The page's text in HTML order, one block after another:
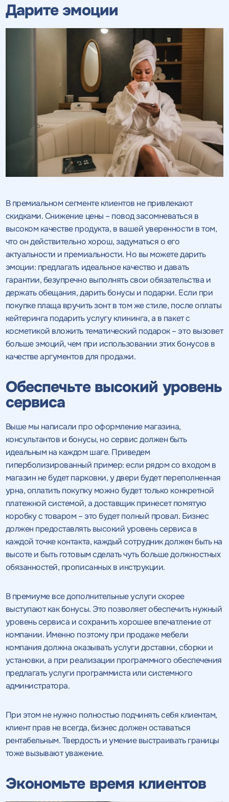
Дарите эмоции
В премиальном сегменте клиентов не привлекают
скидками. Снижение цены – повод засомневаться в
высоком качестве продукта, в вашей уверенности в том,
что он действительно хорош, задуматься о его
актуальности и премиальности. Но вы можете дарить
эмоции: предлагать идеальное качество и давать
гарантии, безупречно выполнять свои обязательства и
держать обещания, дарить бонусы и подарки. Если при
покупке плаща вручить зонт в том же стиле, после оплаты
кейтеринга подарить услугу клининга, а в пакет с
косметикой вложить тематический подарок – это вызовет
больше эмоций, чем при использовании этих бонусов в
качестве аргументов для продажи.
Обеспечьте высокий уровень
сервиса
Выше мы написали про оформление магазина,
консультантов и бонусы, но сервис должен быть
идеальным на каждом шаге. Приведем
гиперболизированный пример: если рядом со входом в
магазин не будет парковки, у двери будет переполненная
урна, оплатить покупку можно будет только конкретной
платежной системой, а доставщик принесет помятую
коробку с товаром – это будет полный провал. Бизнес
должен предоставлять высокий уровень сервиса в
каждой точке контакта, каждый сотрудник должен быть на
высоте и быть готовым сделать чуть больше должностных
обязанностей, прописанных в инструкции.
В премиуме все дополнительные услуги скорее
выступают как бонусы. Это позволяет обеспечить нужный
уровень сервиса и сохранить хорошее впечатление от
компании. Именно поэтому при продаже мебели
компания должна оказывать услуги доставки, сборки и
установки, а при реализации программного обеспечения
предлагать услуги программиста или системного
администратора.
При этом не нужно полностью подчинять себя клиентам,
клиент прав не всегда, бизнес должен оставаться
рентабельным. Твердость и умение выстраивать границы
тоже вызывают уважение.
Экономьте время клиентов
Получить
качественный
Вместе с аудитом
мы даем структуру
конкурентов в поиске
Нажимая на кнопку, "Провести аудит" вы даете согласиена
Укажите ваш номер телефона и мы свяжемся с
вами в ближайшее время
ОТПРАВИТЬ
Нажимая на кнопку, "Отправить" вы даете согласие на
обработку персональных данных и соглашаетесь c политикой
конфиденциальности
ОТПРАВИТЬ
Нажимая на кнопку, "отправить" вы даете
Воспользоваться
Укажите ваш номер телефона
и введите промокод
соответствующий
интересующему вас
спецпредложению